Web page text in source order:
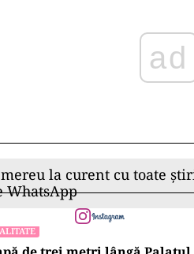
ad
la curent cu toate
WhatsApp